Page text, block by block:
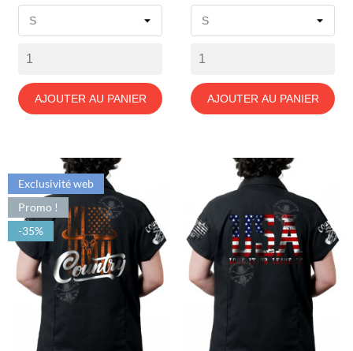
de
AJOUTER AU PANIER
de
AJOUTER AU PANIER
Exclusivité web
Promo !
-35%